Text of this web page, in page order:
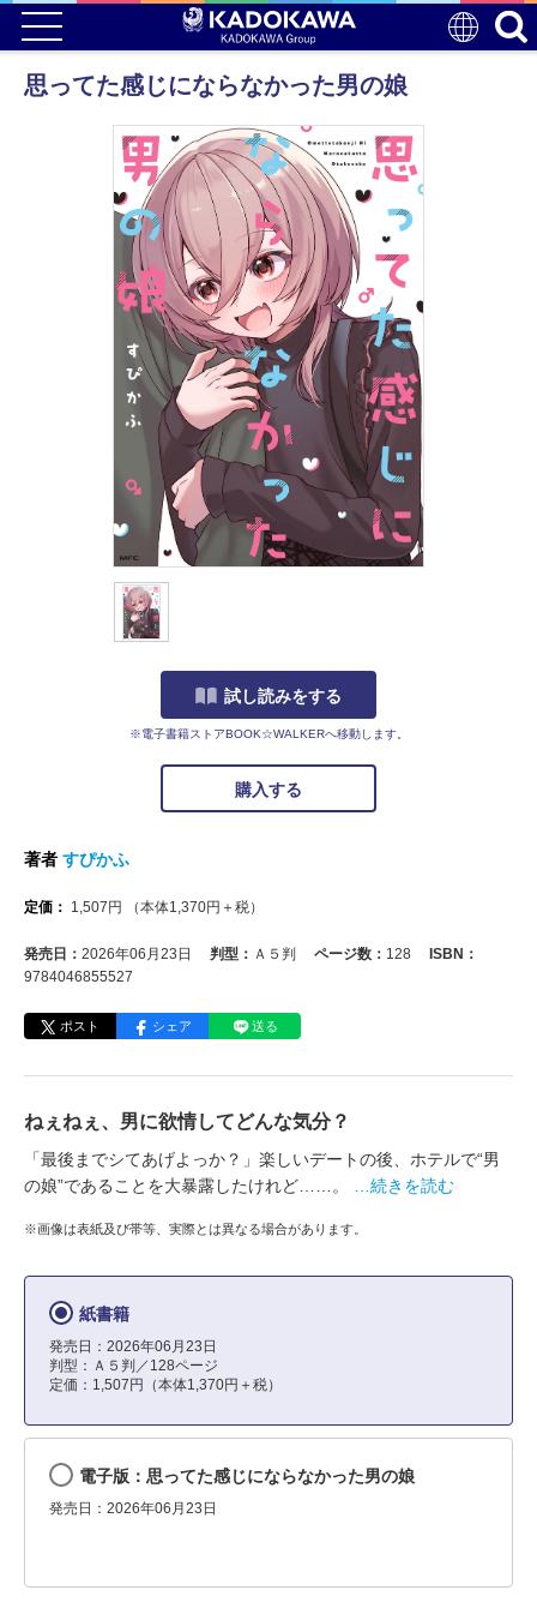
思ってた感じにならなかった男の娘
試し読みをする
※電子書籍ストアBOOK☆WALKERへ移動します。
購入する
著者 すぴかふ
定価： 1,507 円 （本体1,370円＋税）
発売日： 2026年06月23日 判型： Ａ５判 ページ数： 128
ISBN：
9784046855527
ポスト シェア 送る
ねぇねぇ、男に欲情してどんな気分？
「最後までシてあげよっか？」楽しいデートの後、ホテルで“男
の娘”であることを大暴露したけれど……。
…続きを読む
※画像は表紙及び帯等、実際とは異なる場合があります。
紙書籍
発売日：2026年06月23日
判型：Ａ５判／128ページ
定価：1,507円（本体1,370円＋税）
電子版：思ってた感じにならなかった男の娘
発売日：2026年06月23日